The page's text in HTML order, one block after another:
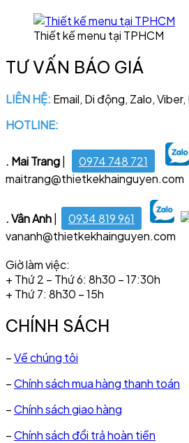
Thiết kế menu tại TPHCM
TƯ VẤN BÁO GIÁ
LIÊN HỆ: Email, Di động, Zalo,
HOTLINE:
. Mai Trang|
0974 748 721
maitrang@thietkekhainguyen.com
. Vân Anh
0934 819 961
vananh@thietkekhainguyen.com
Giờ làm việc:
+ Thứ 2 – Thứ 6: 8h30 – 17:30h
+ Thứ 7: 8h30 – 15h
CHÍNH SÁCH
–Về chúng tôi
–Chính sách mua hàng thanh toán
–Chính sách giao hàng
–Chính sách đổi trả hoàn tiền